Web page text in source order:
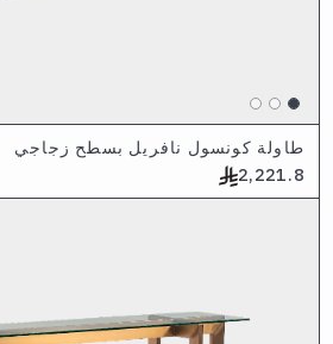
طاولة كونسول نافريل بسطح زجاجي
2,221.8